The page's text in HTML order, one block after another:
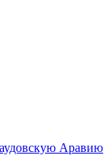
Аравию